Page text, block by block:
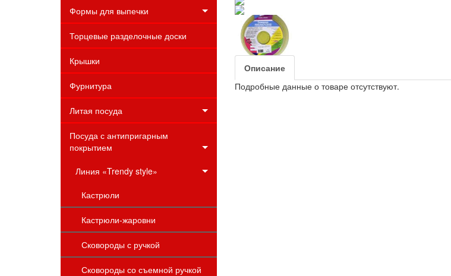
Формы для выпечки
Торцевые разделочные доски
Крышки
Фурнитура
Литая посуда
Посуда с антипригарным
покрытием
Линия «Trendy style»
Кастрюли
Кастрюли-жаровни
Сковороды с ручкой
Сковороды со съемной ручкой
Описание
Подробные данные о товаре отсутствуют.